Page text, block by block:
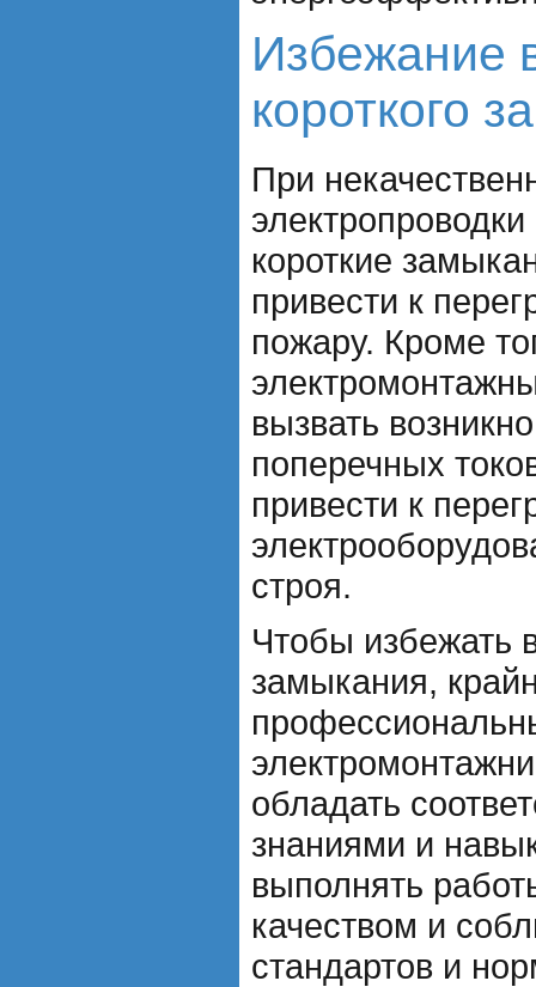
Избежание
короткого
При
короткие
привести к
пожару. Кроме
вызвать
поперечных
привести к
строя.
Чтобы избежать
замыкания,
обладать
знаниями и
выполнять
качеством и
стандартов и